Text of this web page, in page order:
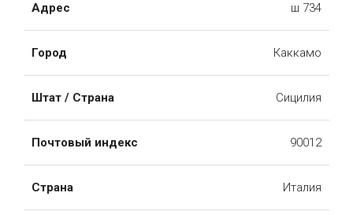
Адрес ш 734
Город Каккамо
Штат / Страна Сицилия
Почтовый индекс 90012
Страна Италия